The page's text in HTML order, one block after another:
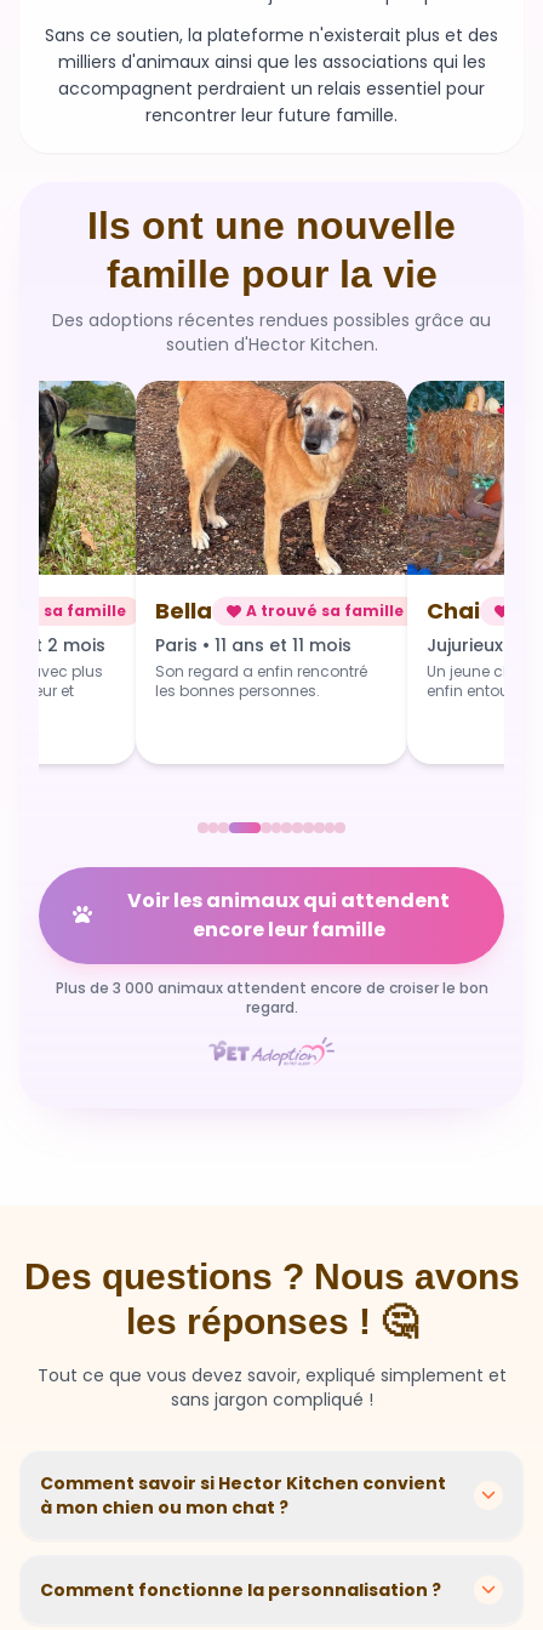
Sans ce soutien, la plateforme n'existerait plus et des
milliers d'animaux ainsi que les associations qui les
accompagnent perdraient un relais essentiel pour
rencontrer leur future famille.
Ils ont une nouvelle
famille pour la vie
Des adoptions récentes rendues possibles grâce au
soutien d'Hector Kitchen.
sa famille
11 mois
rencontré
Chai A trouvé sa famille
Jujurieux • 1 an
Un jeune chien qui grandit
enfin entouré et aimé.
Alba
Douville • 4
Une toute
commence du
Voir les animaux qui attendent
encore leur famille
Plus de 3 000 animaux attendent encore de croiser le bon
regard.
Des questions ? Nous avons
les réponses ! 🤔
Tout ce que vous devez savoir, expliqué simplement et
sans jargon compliqué !
Comment savoir si Hector Kitchen convient
à mon chien ou mon chat ?
recettes personnalisées selon l'âge, la race, le poids et
les sensibilités de votre compagnon. Si votre animal a
Comment fonctionne la personnalisation ?